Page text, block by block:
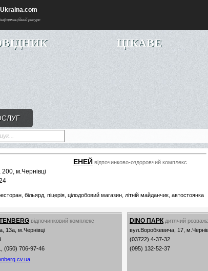
ресурс
ЦІКАВЕ
ЕНЕЙ відпочинково-оздоровчий комплекс
м.Чернівці
більярд, піцерія, цілодобовий магазин, літній майданчик, автостоянка
відпочинковий комплекс
13а, м.Чернівці
(050) 706-97-46
DINO ПАРК дитячий
вул.Воробкевича, 17,
(03722) 4-37-32
(095) 132-52-37